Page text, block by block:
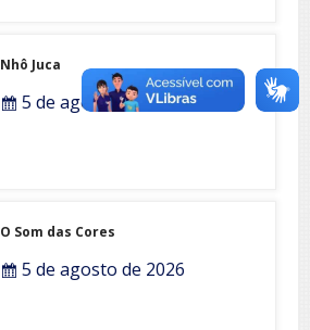
Nhô Juca
5 de agosto de 2026
O Som das Cores
5 de agosto de 2026